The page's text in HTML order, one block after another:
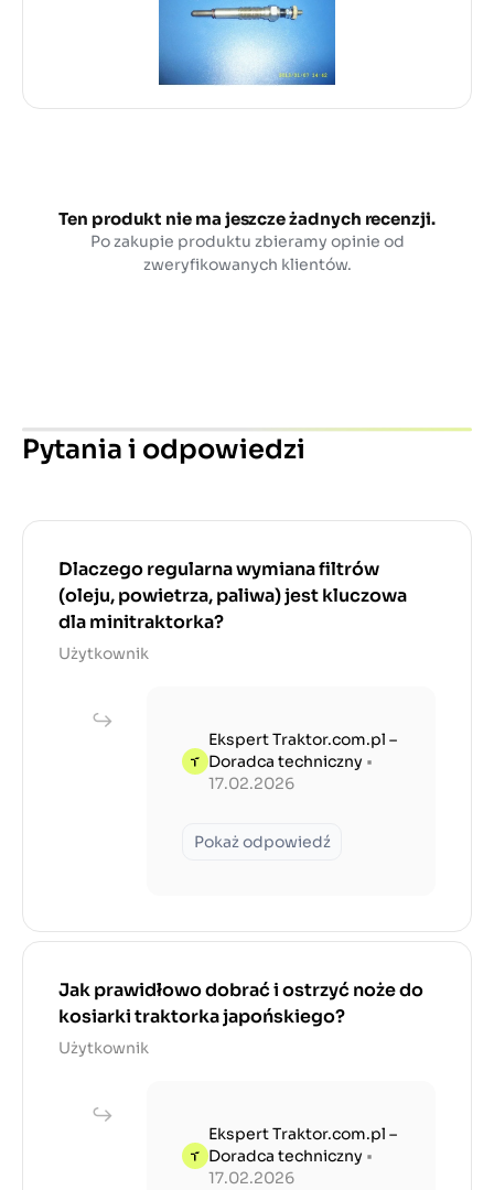
Ten produkt nie ma jeszcze żadnych recenzji.
Po zakupie produktu zbieramy opinie od
zweryfikowanych klientów.
Pytania i odpowiedzi
Dlaczego regularna wymiana filtrów
(oleju, powietrza, paliwa) jest kluczowa
dla minitraktorka?
Użytkownik
Ekspert Traktor.com.pl –
Doradca techniczny •
17.02.2026
Pokaż odpowiedź
Jak prawidłowo dobrać i ostrzyć noże do
kosiarki traktorka japońskiego?
Użytkownik
Ekspert Traktor.com.pl –
Doradca techniczny •
17.02.2026